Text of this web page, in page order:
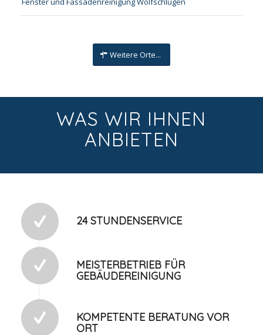
Weitere Orte...
WAS WIR IHNEN
ANBIETEN
24 STUNDENSERVICE
MEISTERBETRIEB FÜR
GEBÄUDEREINIGUNG
KOMPETENTE BERATUNG VOR
ORT